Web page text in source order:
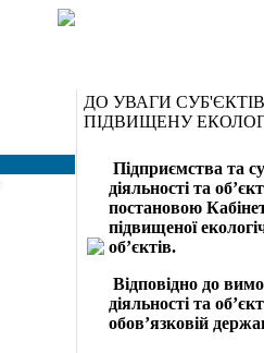
ДО УВАГИ
ПІДВИЩЕНУ
Підприємства та
діяльності та
постановою
підвищеної
об’єктів.
Відповідно до
діяльності та
обов’язковій